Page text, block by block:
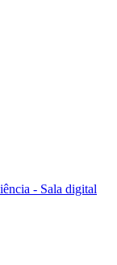
- Sala digital